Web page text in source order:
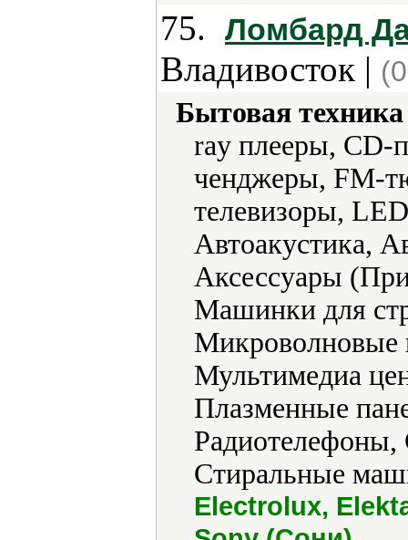
75. Ломбард
Владивосток |
Бытовая
ray плееры, CD-
ченджеры, FM-
телевизоры,
Автоакустика,
Аксессуары
Машинки для
Микроволновые
Мультимедиа
Плазменные
Стиральные
Electrolux,